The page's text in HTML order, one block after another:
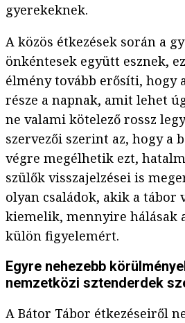
gyerekeknek.
A közös étkezések során a
önkéntesek együtt esznek,
élmény tovább erősíti, hogy
része a napnak, amit lehet
ne valami kötelező rossz
szervezői szerint az, hogy a
végre megélhetik ezt,
szülők visszajelzései is
olyan családok, akik a tábor
kiemelik, mennyire hálásak
külön figyelemért.
Egyre nehezebb
nemzetközi sztenderdek
A Bátor Tábor étkezéseiről